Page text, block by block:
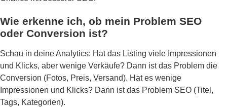
Wie erkenne ich, ob mein Problem SEO
oder Conversion ist?
Schau in deine Analytics: Hat das Listing viele Impressionen
und Klicks, aber wenige Verkäufe? Dann ist das Problem die
Conversion (Fotos, Preis, Versand). Hat es wenige
Impressionen und Klicks? Dann ist das Problem SEO (Titel,
Tags, Kategorien).